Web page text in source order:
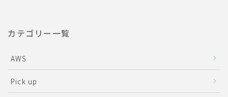
カテゴリー一覧
AWS
Pick up